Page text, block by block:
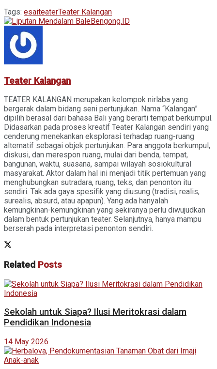
Tags: esaiteaterTeater Kalangan
Teater Kalangan
TEATER KALANGAN merupakan kelompok nirlaba yang
bergerak dalam bidang seni pertunjukan. Nama “Kalangan”
dipilih berasal dari bahasa Bali yang berarti tempat berkumpul.
Didasarkan pada proses kreatif Teater Kalangan sendiri yang
cenderung menekankan eksplorasi terhadap ruang-ruang
alternatif sebagai objek pertunjukan. Para anggota berkumpul,
diskusi, dan merespon ruang, mulai dari benda, tempat,
bangunan, waktu, suasana, sampai wilayah sosiokultural
masyarakat. Aktor dalam hal ini menjadi titik pertemuan yang
menghubungkan sutradara, ruang, teks, dan penonton itu
sendiri. Tak ada gaya spesifik yang diusung (tradisi, realis,
surealis, absurd, atau apapun). Yang ada hanyalah
kemungkinan-kemungkinan yang sekiranya perlu diwujudkan
dalam bentuk pertunjukan teater. Selanjutnya, hanya mampu
berserah pada interpretasi penonton sendiri.
Related Posts
Sekolah untuk Siapa? Ilusi Meritokrasi dalam
Pendidikan Indonesia
14 May 2026